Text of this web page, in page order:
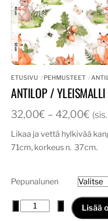
ETUSIVU PEHMUSTEET
ANTILOP / YLEISMALLI
32,00€ – 42,00€
-
Likaa ja vettä hylkivää
71cm, korkeus n. 37cm.
Pepunalunen
Antilop
Lisää